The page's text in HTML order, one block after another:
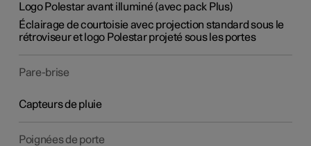
Logo Polestar avant illuminé (avec pack Plus)
Éclairage de courtoisie avec projection standard sous le
rétroviseur et logo Polestar projeté sous les portes
Pare-brise
Capteurs de pluie
Poignées de porte